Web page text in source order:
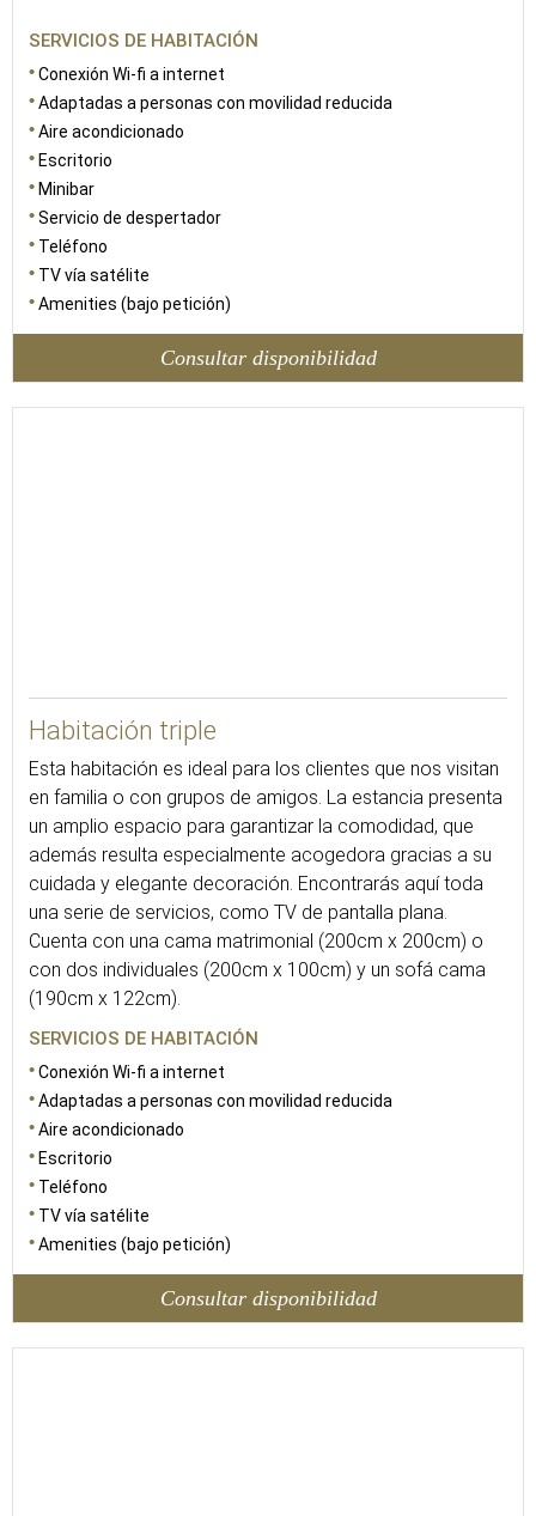
SERVICIOS DE HABITACIÓN
Conexión Wi-fi a internet
Adaptadas a personas con movilidad reducida
Aire acondicionado
Escritorio
Minibar
Servicio de despertador
Teléfono
TV vía satélite
Amenities (bajo petición)
Consultar disponibilidad
Habitación triple
Esta habitación es ideal para los clientes que nos visitan
en familia o con grupos de amigos. La estancia presenta
un amplio espacio para garantizar la comodidad, que
además resulta especialmente acogedora gracias a su
cuidada y elegante decoración. Encontrarás aquí toda
una serie de servicios, como TV de pantalla plana.
Cuenta con una cama matrimonial (200cm x 200cm) o
con dos individuales (200cm x 100cm) y un sofá cama
(190cm x 122cm).
SERVICIOS DE HABITACIÓN
Conexión Wi-fi a internet
Adaptadas a personas con movilidad reducida
Aire acondicionado
Escritorio
Teléfono
TV vía satélite
Amenities (bajo petición)
Consultar disponibilidad